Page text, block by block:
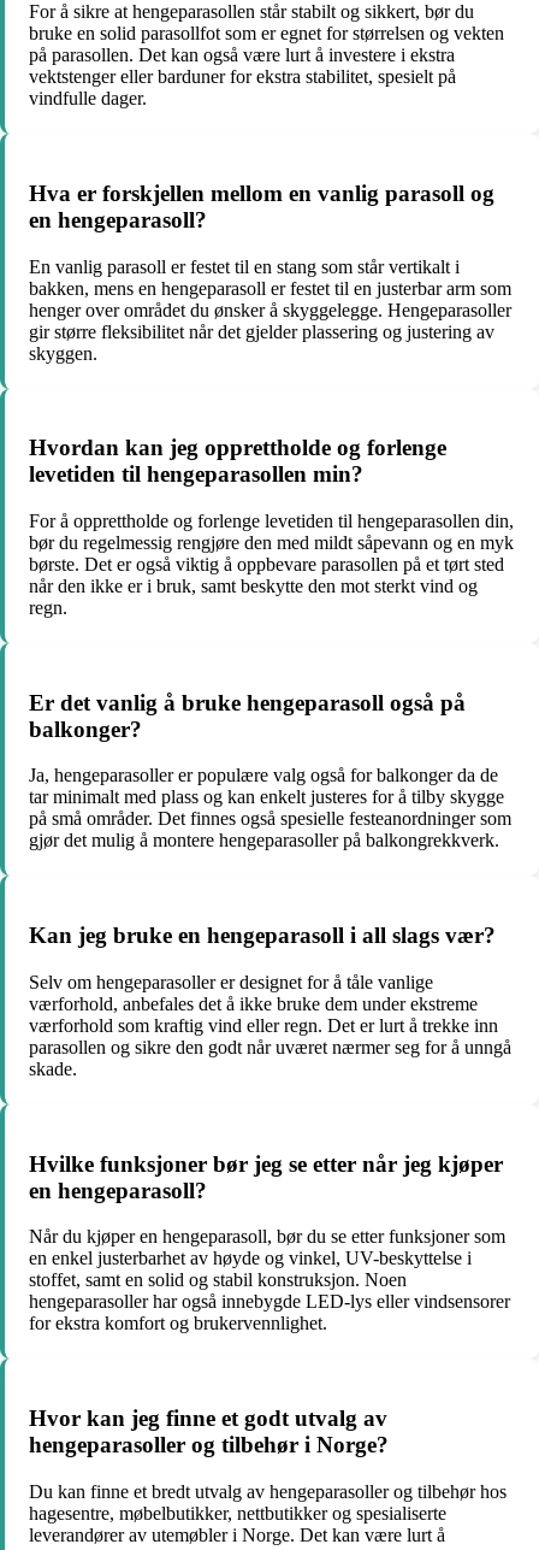
For å sikre at hengeparasollen står stabilt og sikkert, bør du
bruke en solid parasollfot som er egnet for størrelsen og vekten
på parasollen. Det kan også være lurt å investere i ekstra
vektstenger eller barduner for ekstra stabilitet, spesielt på
vindfulle dager.
Hva er forskjellen mellom en vanlig parasoll og
en hengeparasoll?
En vanlig parasoll er festet til en stang som står vertikalt i
bakken, mens en hengeparasoll er festet til en justerbar arm som
henger over området du ønsker å skyggelegge. Hengeparasoller
gir større fleksibilitet når det gjelder plassering og justering av
skyggen.
Hvordan kan jeg opprettholde og forlenge
levetiden til hengeparasollen min?
For å opprettholde og forlenge levetiden til hengeparasollen din,
bør du regelmessig rengjøre den med mildt såpevann og en myk
børste. Det er også viktig å oppbevare parasollen på et tørt sted
når den ikke er i bruk, samt beskytte den mot sterkt vind og
regn.
Er det vanlig å bruke hengeparasoll også på
balkonger?
Ja, hengeparasoller er populære valg også for balkonger da de
tar minimalt med plass og kan enkelt justeres for å tilby skygge
på små områder. Det finnes også spesielle festeanordninger som
gjør det mulig å montere hengeparasoller på balkongrekkverk.
Kan jeg bruke en hengeparasoll i all slags vær?
Selv om hengeparasoller er designet for å tåle vanlige
værforhold, anbefales det å ikke bruke dem under ekstreme
værforhold som kraftig vind eller regn. Det er lurt å trekke inn
parasollen og sikre den godt når uværet nærmer seg for å unngå
skade.
Hvilke funksjoner bør jeg se etter når jeg kjøper
en hengeparasoll?
Når du kjøper en hengeparasoll, bør du se etter funksjoner som
en enkel justerbarhet av høyde og vinkel, UV-beskyttelse i
stoffet, samt en solid og stabil konstruksjon. Noen
hengeparasoller har også innebygde LED-lys eller vindsensorer
for ekstra komfort og brukervennlighet.
Hvor kan jeg finne et godt utvalg av
hengeparasoller og tilbehør i Norge?
Du kan finne et bredt utvalg av hengeparasoller og tilbehør hos
hagesentre, møbelbutikker, nettbutikker og spesialiserte
leverandører av utemøbler i Norge. Det kan være lurt å